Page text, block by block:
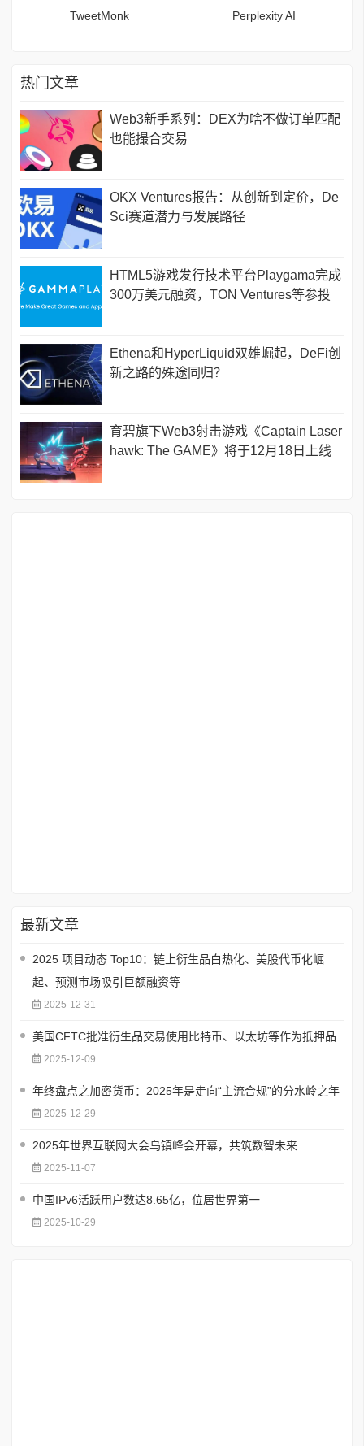
TweetMonk Perplexity AI
热门文章
Web3新手系列：DEX为啥不做订单匹配
也能撮合交易
OKX Ventures报告：从创新到定价，De
Sci赛道潜力与发展路径
HTML5游戏发行技术平台Playgama完成
300万美元融资，TON Ventures等参投
Ethena和HyperLiquid双雄崛起，DeFi创
新之路的殊途同归？
育碧旗下Web3射击游戏《Captain Laser
hawk: The GAME》将于12月18日上线
最新文章
2025 项目动态 Top10：链上衍生品白热化、美股代币化崛
起、预测市场吸引巨额融资等
2025-12-31
美国CFTC批准衍生品交易使用比特币、以太坊等作为抵押品
2025-12-09
年终盘点之加密货币：2025年是走向“主流合规”的分水岭之年
2025-12-29
2025年世界互联网大会乌镇峰会开幕，共筑数智未来
2025-11-07
中国IPv6活跃用户数达8.65亿，位居世界第一
2025-10-29